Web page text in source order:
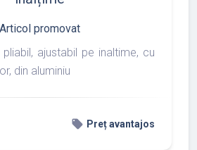
Articol promovat
ajustabil pe inaltime, cu
din aluminiu
local_offer Preț avantajos